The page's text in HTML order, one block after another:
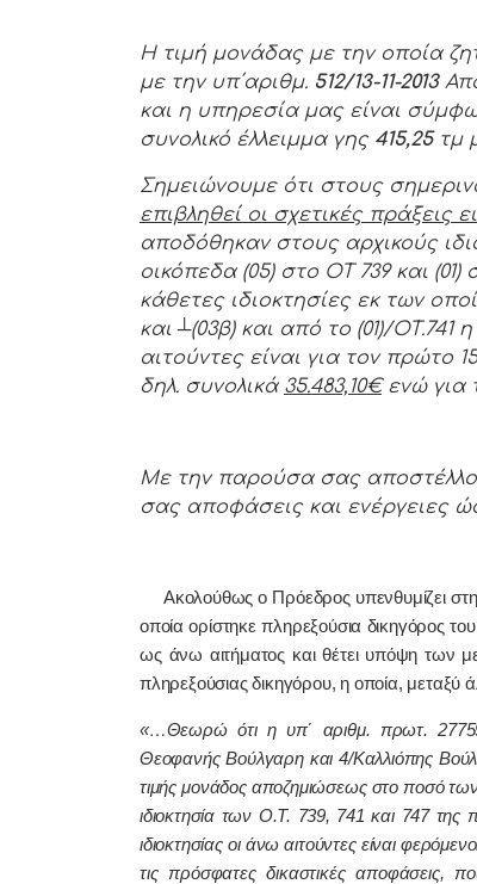
Η τιμή μονάδας με την οποία
με την υπ΄αριθμ. 512/13-11-2013
και η υπηρεσία μας είναι
συνολικό έλλειμμα γης 415,25 τμ
Σημειώνουμε ότι στους
επιβληθεί οι σχετικές πράξεις
αποδόθηκαν στους αρχικούς
οικόπεδα (05) στο ΟΤ 739 και
κάθετες ιδιοκτησίες εκ των
και ┴(03β) και από το (01)/ΟΤ.741 η
αιτούντες είναι για τον πρώτο
δηλ. συνολικά 35.483,10€ενώ για
Με την παρούσα σας
σας αποφάσεις και ενέργειες
Ακολούθως ο Πρόεδρος υπενθυμίζει
οποία ορίστηκε πληρεξούσια δικηγόρος
ως άνω αιτήματος και θέτει υπόψη των
πληρεξούσιας δικηγόρου, η οποία, μεταξύ
«…Θεωρώ ότι η υπ΄ αριθμ. πρωτ.
Θεοφανής Βούλγαρη και 4/Καλλιόπης
τιμής μονάδος αποζημιώσεως στο ποσό
ιδιοκτησία των Ο.Τ. 739, 741 και 747 της
ιδιοκτησίας οι άνω αιτούντες είναι
τις πρόσφατες δικαστικές αποφάσεις,